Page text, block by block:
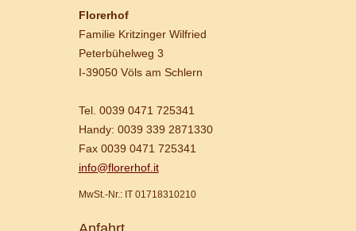
Florerhof
Familie Kritzinger Wilfried
Peterbühelweg 3
I-39050 Völs am Schlern
Tel. 0039 0471 725341
Handy: 0039 339 2871330
Fax 0039 0471 725341
info@florerhof.it
MwSt.-Nr.: IT 01718310210